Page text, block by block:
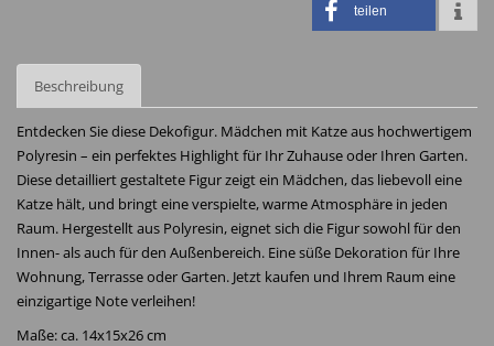
teilen
Beschreibung
Entdecken Sie diese Dekofigur. Mädchen mit Katze aus hochwertigem
Polyresin – ein perfektes Highlight für Ihr Zuhause oder Ihren Garten.
Diese detailliert gestaltete Figur zeigt ein Mädchen, das liebevoll eine
Katze hält, und bringt eine verspielte, warme Atmosphäre in jeden
Raum. Hergestellt aus Polyresin, eignet sich die Figur sowohl für den
Innen- als auch für den Außenbereich. Eine süße Dekoration für Ihre
Wohnung, Terrasse oder Garten. Jetzt kaufen und Ihrem Raum eine
einzigartige Note verleihen!
Maße: ca. 14x15x26 cm